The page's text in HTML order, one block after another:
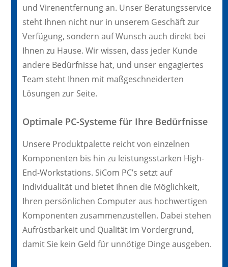
und Virenentfernung an. Unser Beratungsservice
steht Ihnen nicht nur in unserem Geschäft zur
Verfügung, sondern auf Wunsch auch direkt bei
Ihnen zu Hause. Wir wissen, dass jeder Kunde
andere Bedürfnisse hat, und unser engagiertes
Team steht Ihnen mit maßgeschneiderten
Lösungen zur Seite.
Optimale PC-Systeme für Ihre Bedürfnisse
Unsere Produktpalette reicht von einzelnen
Komponenten bis hin zu leistungsstarken High-
End-Workstations. SiCom PC’s setzt auf
Individualität und bietet Ihnen die Möglichkeit,
Ihren persönlichen Computer aus hochwertigen
Komponenten zusammenzustellen. Dabei stehen
Aufrüstbarkeit und Qualität im Vordergrund,
damit Sie kein Geld für unnötige Dinge ausgeben.